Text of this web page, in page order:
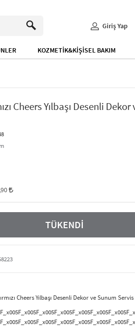
Giriş Yap
KOZMETİK&KİŞİSEL BAKIM
Cheers Yılbaşı Desenli
TÜKENDİ
Cheers Yılbaşı Desenli Dekor ve Sunum